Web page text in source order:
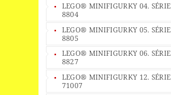
LEGO® MINIFIGURKY 04. SÉRIE
8804
LEGO® MINIFIGURKY 05. SÉRIE
8805
LEGO® MINIFIGURKY 06. SÉRIE
8827
LEGO® MINIFIGURKY 12. SÉRIE
71007